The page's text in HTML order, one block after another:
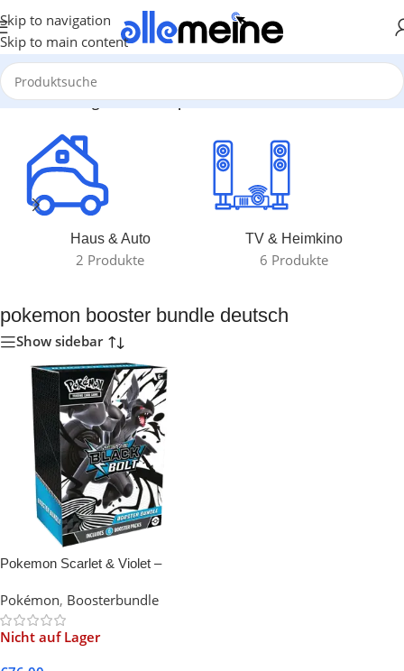
Skip to navigation
Skip to main content
verschlagwortet mit „pokemon booster bundle deutsch“
Haus & Auto
2 Produkte
TV & Heimkino
6 Produkte
pokemon booster bundle deutsch
Show sidebar
Pokemon Scarlet & Violet –
Pokémon, Boosterbundle
Nicht auf Lager